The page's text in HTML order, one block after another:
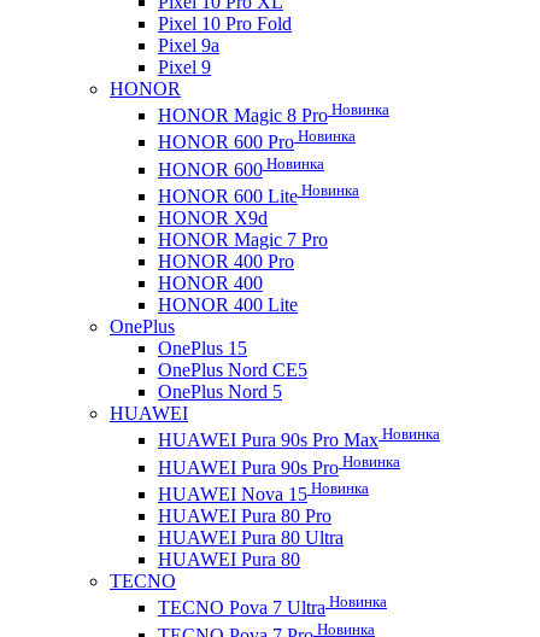
Pixel 10 Pro Fold
Pixel 9a
Pixel 9
HONOR
HONOR Magic 8 Pro Новинка
HONOR 600 Pro Новинка
HONOR 600 Новинка
HONOR 600 Lite Новинка
HONOR X9d
HONOR Magic 7 Pro
HONOR 400 Pro
HONOR 400
HONOR 400 Lite
OnePlus
OnePlus 15
OnePlus Nord CE5
OnePlus Nord 5
HUAWEI
HUAWEI Pura 90s Pro Max Новинка
HUAWEI Pura 90s Pro Новинка
HUAWEI Nova 15 Новинка
HUAWEI Pura 80 Pro
HUAWEI Pura 80 Ultra
HUAWEI Pura 80
TECNO
TECNO Pova 7 Ultra Новинка
Новинка